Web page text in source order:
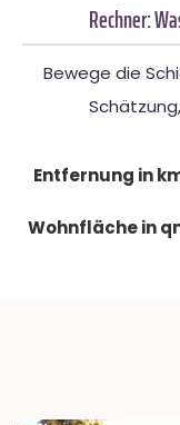
Rechner:
Bewege die
Entfernung in
Wohnfläche in